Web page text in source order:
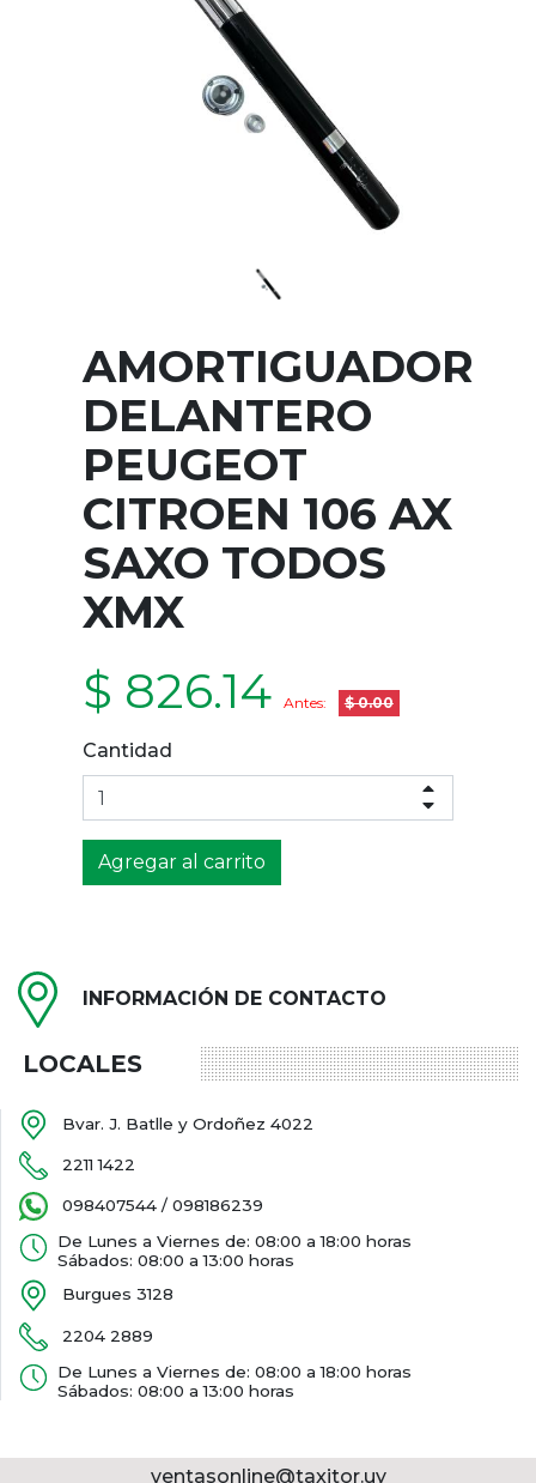
AMORTIGUADOR
DELANTERO
PEUGEOT
CITROEN 106 AX
SAXO TODOS
XMX
$ 826.14 Antes: $ 0.00
Cantidad
Agregar al carrito
INFORMACIÓN DE CONTACTO
LOCALES
Bvar. J. Batlle y Ordoñez 4022
2211 1422
098407544 / 098186239
De Lunes a Viernes de: 08:00 a 18:00 horas
Sábados: 08:00 a 13:00 horas
Burgues 3128
2204 2889
De Lunes a Viernes de: 08:00 a 18:00 horas
Sábados: 08:00 a 13:00 horas
ventasonline@taxitor.uy